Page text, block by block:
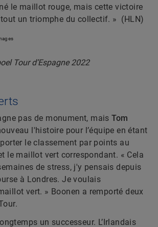
le maillot rouge, mais cette victoire
un triomphe du collectif. » (HLN)
pas de monument, maisTom
l'histoire pour l’équipe en étant
le classement par points au
le maillot vert correspondant. « Cela
de stress, j'y pensais depuis
à Londres. Je voulais
vert. » Boonen a remporté deux
un successeur. L’Irlandais